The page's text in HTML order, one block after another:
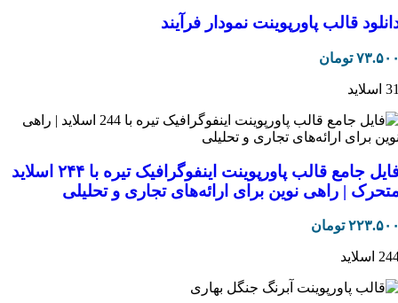
قالب پاورپوینت نمودار فرآیند
تومان
اسلاید
فایل جامع قالب پاورپوینت اینفوگرافیک تیره با ۲۴۴ اسلاید
| راهی نوین برای ارائه‌های تجاری و تحلیلی
تومان
اسلاید